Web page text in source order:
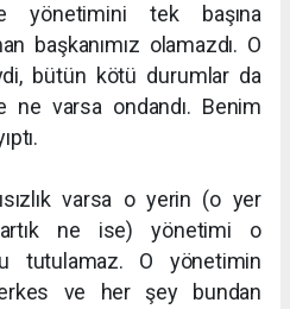
yönetimini tek başına
başkanımız olamazdı. O
bütün kötü durumlar da
varsa ondandı. Benim
varsa o yerin (o yer
ne ise) yönetimi o
tutulamaz. O yönetimin
ve her şey bundan